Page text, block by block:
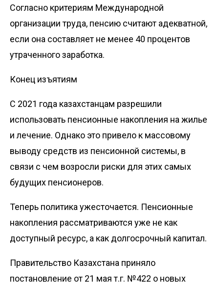
Согласно критериям Международной
организации труда, пенсию считают адекватной,
если она составляет не менее 40 процентов
утраченного заработка.
Конец изъятиям
С 2021 года казахстанцам разрешили
использовать пенсионные накопления на жилье
и лечение. Однако это привело к массовому
выводу средств из пенсионной системы, в
связи с чем возросли риски для этих самых
будущих пенсионеров.
Теперь политика ужесточается. Пенсионные
накопления рассматриваются уже не как
доступный ресурс, а как долгосрочный капитал.
Правительство Казахстана приняло
постановление от 21 мая т.г. №422 о новых